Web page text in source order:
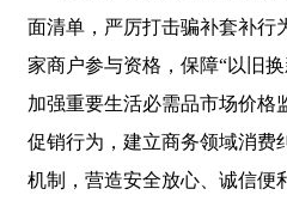
面清单，严厉打击骗补套补行
家商户参与资格，保障“以旧
加强重要生活必需品市场价格
促销行为，建立商务领域消费
机制，营造安全放心、诚信便